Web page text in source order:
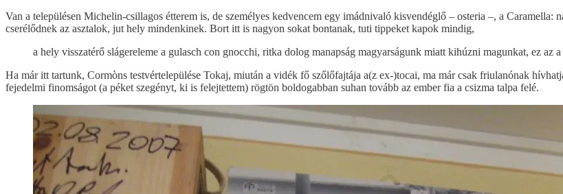
Van a településen Michelin-csillagos étterem is, de személyes kedvencem egy imádnivaló kisvendéglő – osteria –, a
cserélődnek az asztalok, jut hely mindenkinek. Bort itt is nagyon sokat bontanak, tuti tippeket kapok mindig,
a hely visszatérő slágereleme a gulasch con gnocchi, ritka dolog manapság magyarságunk miatt kihúzni magunkat, ez az
Ha már itt tartunk, Cormòns testvértelepülése Tokaj, miután a vidék fő szőlőfajtája a(z ex-)tocai, ma már csak friulanónak
fejedelmi finomságot (a péket szegényt, ki is felejtettem) rögtön boldogabban suhan tovább az ember fia a csizma talpa felé.